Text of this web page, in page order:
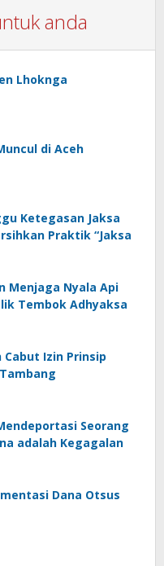
anda
Lhoknga
di Aceh
Ketegasan Jaksa
Praktik “Jaksa
Menjaga Nyala Api
Tembok Adhyaksa
Cabut Izin Prinsip
adalah Kegagalan
Dana Otsus